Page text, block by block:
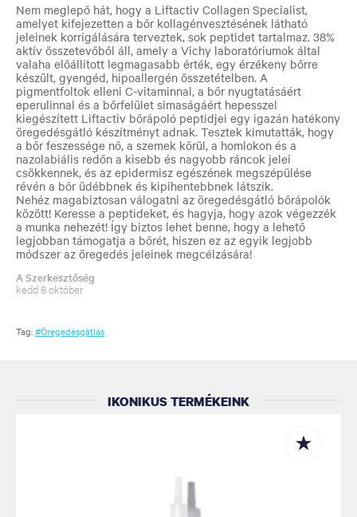
Nem meglepő hát, hogy a Liftactiv Collagen Specialist,
amelyet kifejezetten a bőr kollagénvesztésének látható
jeleinek korrigálására terveztek, sok peptidet tartalmaz. 38%
aktív összetevőből áll, amely a Vichy laboratóriumok által
valaha előállított legmagasabb érték, egy érzékeny bőrre
készült, gyengéd, hipoallergén összetételben. A
pigmentfoltok elleni C-vitaminnal, a bőr nyugtatásáért
eperulinnal és a bőrfelület simaságáért hepesszel
kiegészített Liftactiv bőrápoló peptidjei egy igazán hatékony
öregedésgátló készítményt adnak. Tesztek kimutatták, hogy
a bőr feszessége nő, a szemek körül, a homlokon és a
nazolabiális redőn a kisebb és nagyobb ráncok jelei
csökkennek, és az epidermisz egészének megszépülése
révén a bőr üdébbnek és kipihentebbnek látszik.
Nehéz magabiztosan válogatni az öregedésgátló bőrápolók
között! Keresse a peptideket, és hagyja, hogy azok végezzék
a munka nehezét! Így biztos lehet benne, hogy a lehető
legjobban támogatja a bőrét, hiszen ez az egyik legjobb
módszer az öregedés jeleinek megcélzására!
A Szerkesztőség
kedd 8 október
Tag:#Öregedésgátlás
IKONIKUS TERMÉKEINK